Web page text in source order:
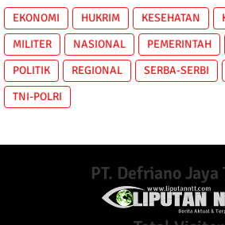
EKONOMI HUKRIM KESEHATAN
MILITER
NASIONAL PEMERINTAH
POLITIK
REGIONAL SERBA-SERBI
TNI-POLRI
PT. Defriano Jaya